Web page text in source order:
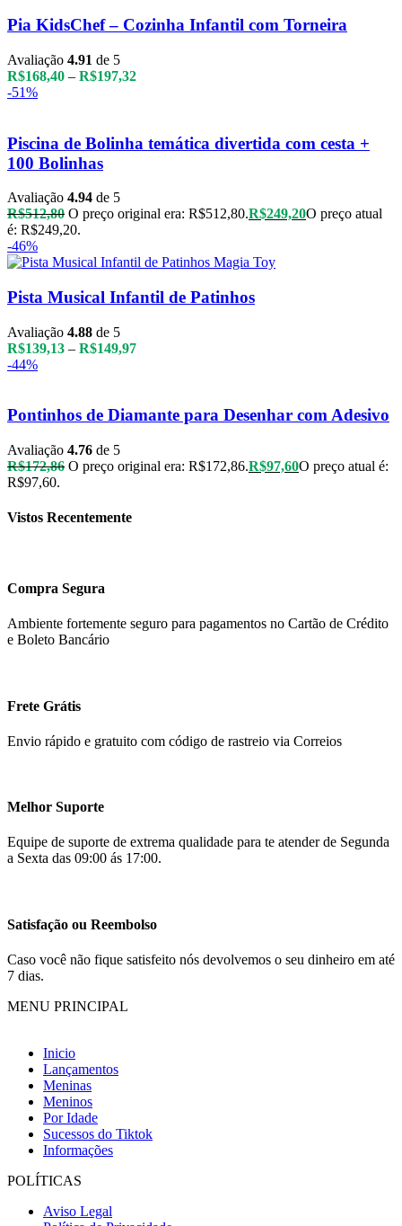
Pia KidsChef – Cozinha Infantil com Torneira
Avaliação 4.91 de 5
R$168,40 – R$197,32
-51%
Piscina de Bolinha temática divertida com cesta +
100 Bolinhas
Avaliação 4.94 de 5
R$512,80 O preço original era: R$512,80.R$249,20O preço atual
é: R$249,20.
-46%
Pista Musical Infantil de Patinhos
Avaliação 4.88 de 5
R$139,13 – R$149,97
-44%
Pontinhos de Diamante para Desenhar com Adesivo
Avaliação 4.76 de 5
R$172,86 O preço original era: R$172,86.R$97,60O preço atual é:
R$97,60.
Vistos Recentemente
Compra Segura
Ambiente fortemente seguro para pagamentos no Cartão de Crédito
e Boleto Bancário
Frete Grátis
Envio rápido e gratuito com código de rastreio via Correios
Melhor Suporte
Equipe de suporte de extrema qualidade para te atender de Segunda
a Sexta das 09:00 ás 17:00.
Satisfação ou Reembolso
Caso você não fique satisfeito nós devolvemos o seu dinheiro em até
7 dias.
MENU PRINCIPAL
Inicio
Lançamentos
Meninas
Meninos
Por Idade
Sucessos do Tiktok
Informações
POLÍTICAS
Aviso Legal